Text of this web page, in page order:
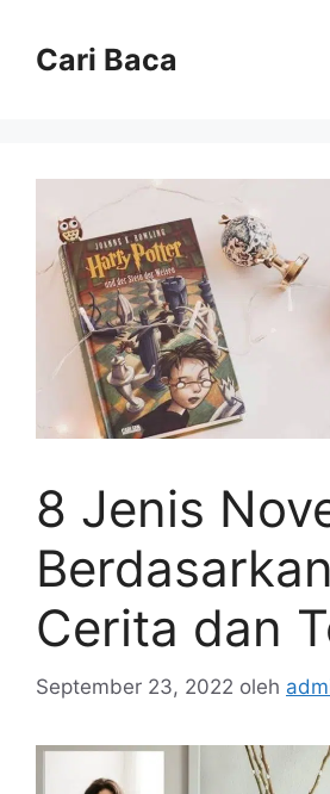
Cari Baca
8 Jenis
Cerita dan
September 23, 2022 oleh